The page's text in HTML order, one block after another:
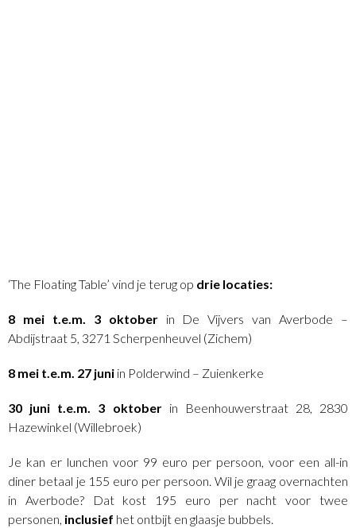
‘The Floating Table’ vind je terug op drie locaties:
8 mei t.e.m. 3 oktoberin De Vijvers van Averbode –
Abdijstraat 5, 3271 Scherpenheuvel (Zichem)
8 mei t.e.m. 27 juni in Polderwind – Zuienkerke
30 juni t.e.m. 3 oktoberin Beenhouwerstraat 28, 2830
Hazewinkel (Willebroek)
Je kan er lunchen voor 99 euro per persoon, voor een all-in
diner betaal je 155 euro per persoon. Wil je graag overnachten
in Averbode? Dat kost 195 euro per nacht voor twee
personen, inclusief het ontbijt en glaasje bubbels.